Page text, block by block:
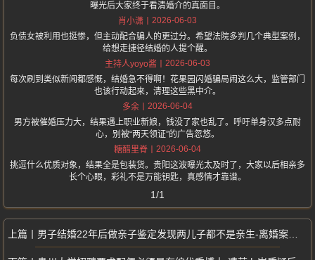
曝光后大家终于看清婚介的真面目。
肖小潇
2026-06-03
负债女被利用也挺惨，但主动配合骗人的更过分。希望法院多判几个典型案例，
给想走捷径结婚的人提个醒。
主持人yoyo酱
2026-06-03
每次刷到类似新闻都感慨，结婚急不得啊！花果园闪婚骗局闹这么大，监管部门
也该行动起来，清理这些黑中介。
多余
2026-06-04
男方被催婚压力大，结果遇上职业新娘，钱没了家也乱了。呼吁单身汉多点耐
心，别被“两天领证”的广告忽悠。
糖醋里脊
2026-06-04
挑逗什么优质对象，结果全是包装货。贵阳这波曝光太及时了，大家以后相亲多
长个心眼，彩礼不是万能钥匙，真感情才靠谱。
1/1
男子结婚22年后做亲子鉴定发现两儿子都不是亲生-离婚案未判细节曝光